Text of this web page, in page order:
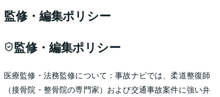
監修・編集ポリシー
監修・編集ポリシー
医療監修・法務監修について：事故ナビでは、柔道整復師
（接骨院・整骨院の専門家）および交通事故案件に強い弁